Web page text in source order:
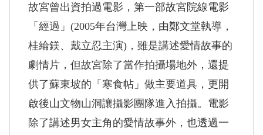
故宮曾出資拍過電影，第一部故宮院線電影
「經過」(2005年台灣上映，由鄭文堂執導，
桂綸鎂、戴立忍主演)，雖是講述愛情故事的
劇情片，但故宮除了當作拍攝場地外，還提
供了蘇東坡的「寒食帖」做主要道具，更開
啟後山文物山洞讓攝影團隊進入拍攝。電影
除了講述男女主角的愛情故事外，也透過一